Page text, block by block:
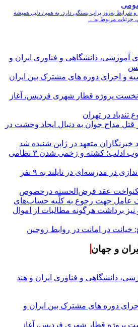
و شرایط به‌روز پراپ بستگی دارد. به همین دلیل همیشه
جزئیات مربوط به ...
دانشگاهی و فناوری ایران و
و اجرای دوره های مشترک بین ایران
نخست پروژه قطار شهری فردیس، آغاز
در تهران
مداح جوان به دنبال ایجاد وحشت در
خبرنگاران متعهد در ژاپن شنیده شد
درگیری شدید در جنوب ادلب؛ کشته و زخمی شدن ۳ نظامی
شمار کشته‌های تیراندازی در مدرسه‌ای در تایلند به ۹ نفر
۹ فُرم یکنواخت عقد قرض‌الحسنه درخصوص
عامل جهت رجوع به کلّیه حساب‌های
برداشت هرگونه مطالبات از اموال
خیانت در امانت در روابط زوجین
و جهان
دانشگاهی و فناوری ایران و هند
دوره های مشترک بین ایران و